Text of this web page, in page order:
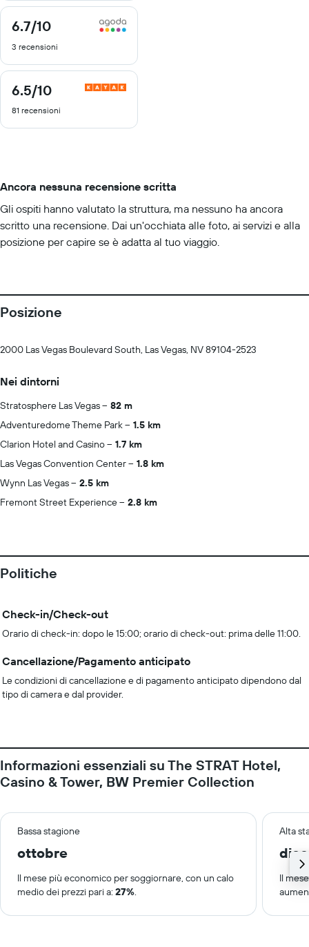
6.7/10
6.7
10
3 recensioni
6.5/10
6.5
10
81 recensioni
Ancora nessuna recensione scritta
Gli ospiti hanno valutato la struttura, ma nessuno ha ancora
scritto una recensione. Dai un'occhiata alle foto, ai servizi e alla
posizione per capire se è adatta al tuo viaggio.
Posizione
2000 Las Vegas Boulevard South, Las Vegas, NV 89104-2523
Nei dintorni
Stratosphere Las Vegas
82 m
Adventuredome Theme Park
1.5 km
Clarion Hotel and Casino
1.7 km
Las Vegas Convention Center
1.8 km
Wynn Las Vegas
2.5 km
Fremont Street Experience
2.8 km
Politiche
Check-in/Check-out
Orario di check-in: dopo le 15:00; orario di check-out: prima delle 11:00.
Cancellazione/Pagamento anticipato
Le condizioni di cancellazione e di pagamento anticipato dipendono dal
tipo di camera e dal provider.
Informazioni essenziali su The STRAT Hotel,
Casino & Tower, BW Premier Collection
Bassa stagione Alta
ottobre
Il mese più economico per soggiornare, con un calo
medio dei prezzi pari a: 27%.
Il